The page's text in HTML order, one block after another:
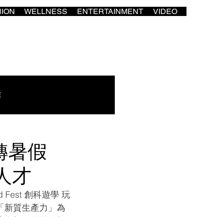
WELLNESS ENTERTAINMENT VIDEO
暑假
才
Fest 創科遊學 玩
新質生產力」為